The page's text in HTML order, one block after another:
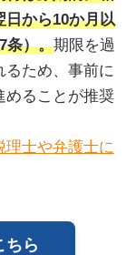
日から10か月以
条）。期限を過
るため、事前に
めることが推奨
理士や弁護士に
ちら